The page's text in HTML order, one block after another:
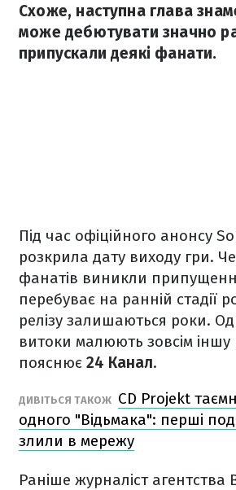
Схоже, наступна глава
може дебютувати значно
припускали деякі фанати.
Під час офіційного анонсу
розкрила дату виходу гри.
фанатів виникли
перебуває на ранній стадії
релізу залишаються роки.
витоки малюють зовсім іншу
пояснює 24 Канал.
ДИВІТЬСЯ ТАКОЖ CD Projekt
одного "Відьмака": перші
злили в мережу
Раніше журналіст агентства